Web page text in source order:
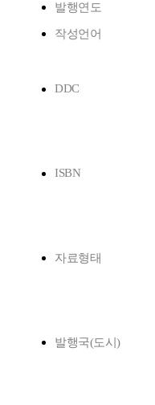
발행연도
작성언어
DDC
ISBN
자료형태
발행국(도시)